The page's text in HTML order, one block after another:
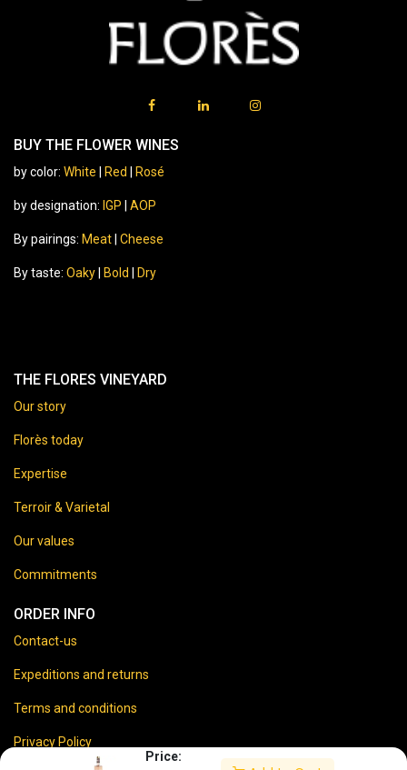
Price:
BUY THE FLOWER WINES
by color: White Red Rosé
by designation: IGP AOP
By pairings: Meat Cheese
By taste: Oaky Bold Dry
THE FLORES VINEYARD
Our story
Florès today
Expertise
Terroir & Varietal
Our values
Commitments
ORDER INFO
Contact-us
Expeditions and returns
Terms and conditions
Privacy Policy